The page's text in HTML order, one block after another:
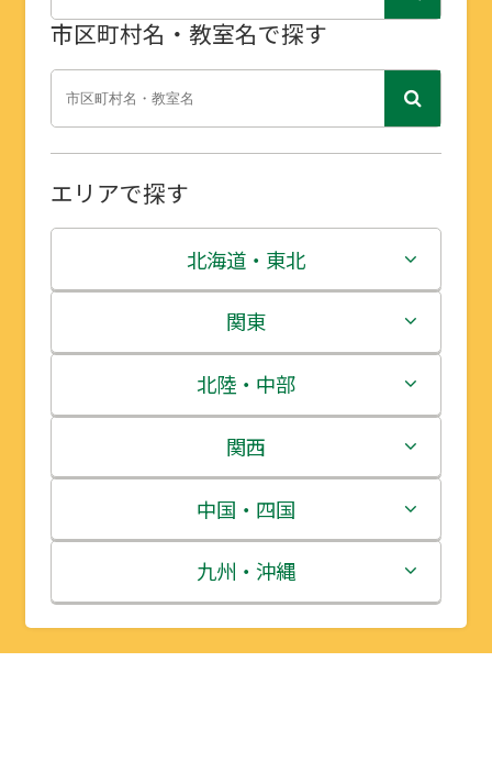
市区町村名・教室名で探す
エリアで探す
北海道・東北
北海道
青森県
岩手県
宮城県
秋田県
山形県
関東
茨城県
栃木県
群馬県
埼玉県
千葉県
北陸・中部
新潟県
富山県
石川県
福井県
関西
三重県
滋賀県
京都府
中国・四国
鳥取県
島根県
九州・沖縄
福岡県